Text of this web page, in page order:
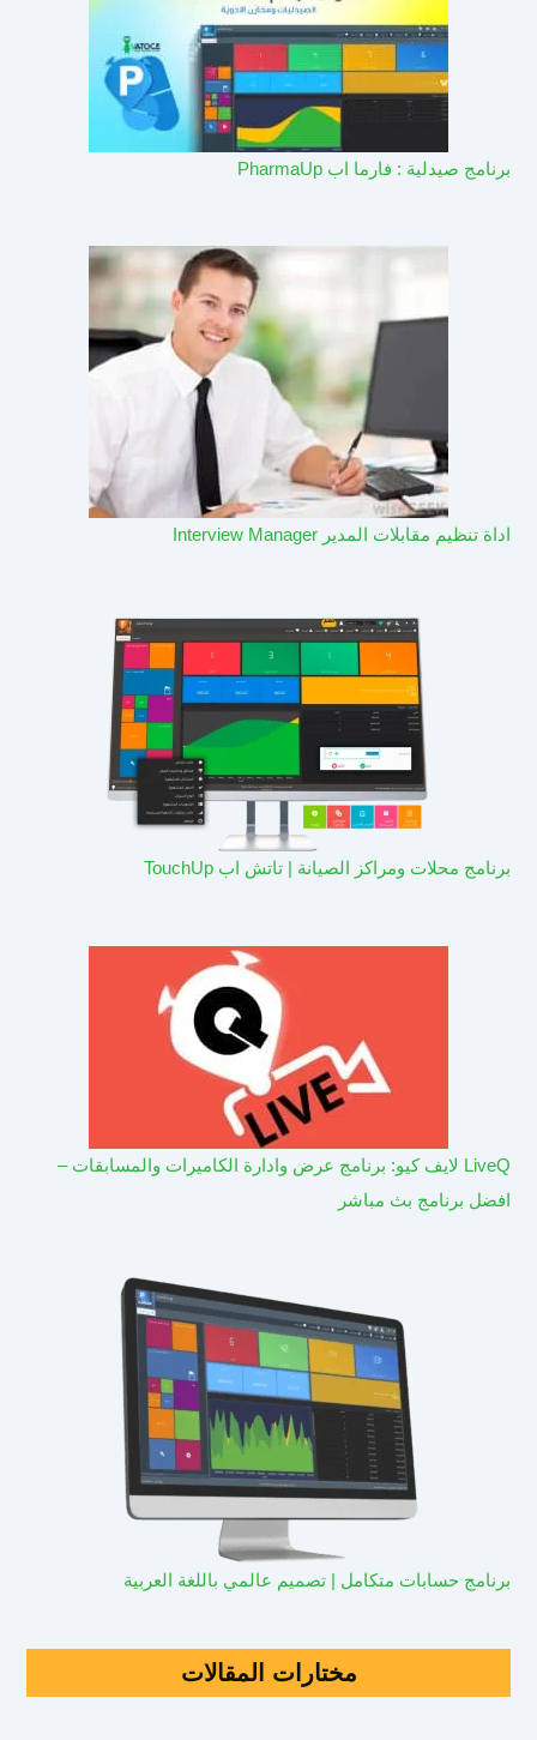
برنامج صيدلية : فارما اب PharmaUp​
اداة تنظيم مقابلات المدير Interview Manager
برنامج محلات ومراكز الصيانة | تاتش اب TouchUp
LiveQ لايف كيو: برنامج عرض وادارة الكاميرات والمسابقات –
افضل برنامج بث مباشر
برنامج حسابات متكامل | تصميم عالمي باللغة العربية
مختارات المقالات